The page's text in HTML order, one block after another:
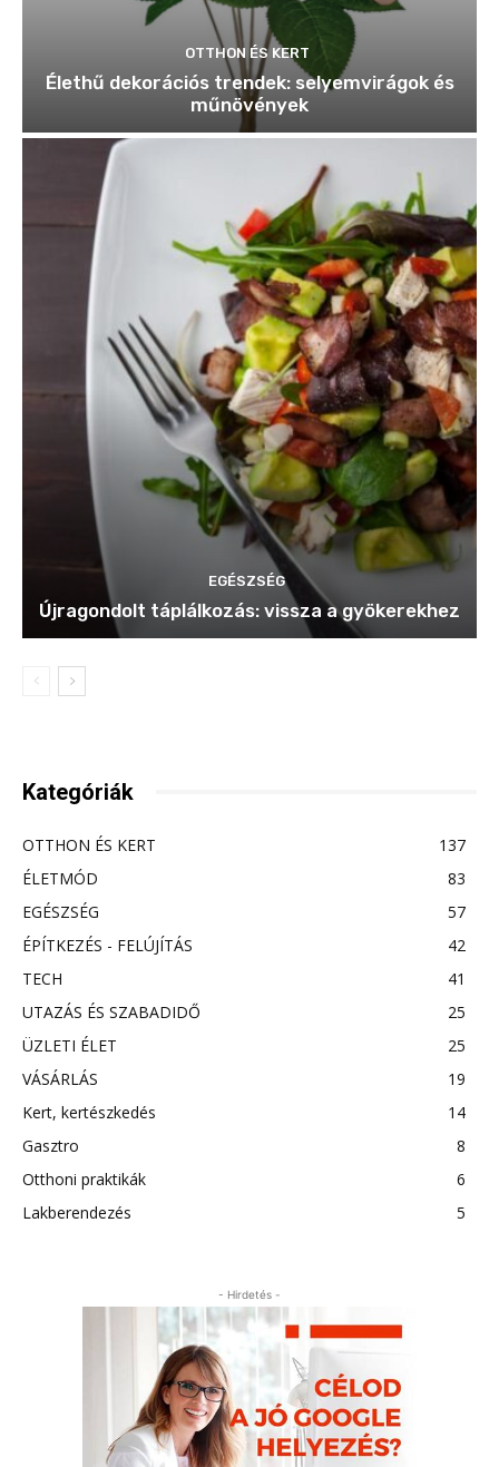
OTTHON ÉS KERT
Élethű dekorációs trendek: selyemvirágok és
műnövények
EGÉSZSÉG
Újragondolt táplálkozás: vissza a gyökerekhez
Kategóriák
OTTHON ÉS KERT
137
ÉLETMÓD
83
EGÉSZSÉG
57
ÉPÍTKEZÉS - FELÚJÍTÁS
42
TECH
41
UTAZÁS ÉS SZABADIDŐ
25
ÜZLETI ÉLET
25
VÁSÁRLÁS
19
Kert, kertészkedés
14
Gasztro
8
Otthoni praktikák
6
Lakberendezés
5
- Hirdetés -